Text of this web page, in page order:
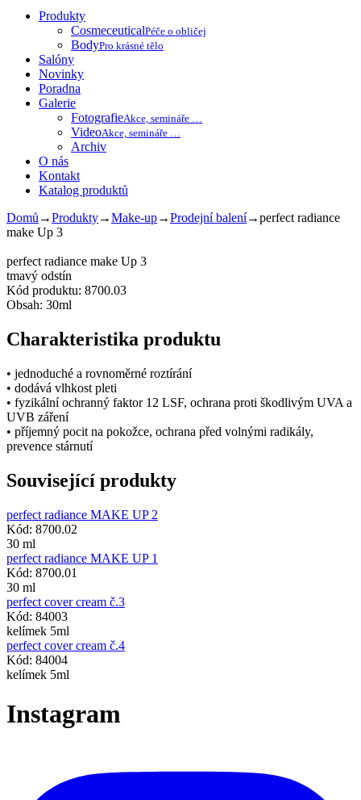
Produkty
CosmeceuticalPéče o obličej
BodyPro krásné tělo
Salóny
Novinky
Poradna
Galerie
FotografieAkce, semináře …
VideoAkce, semináře …
Archiv
O nás
Kontakt
Katalog produktů
Domů →Produkty→Make-up→Prodejní balení→perfect radiance
make Up 3
perfect radiance make Up 3
tmavý odstín
Kód produktu: 8700.03
Obsah: 30ml
Charakteristika produktu
• jednoduché a rovnoměrné roztírání
• dodává vlhkost pleti
• fyzikální ochranný faktor 12 LSF, ochrana proti škodlivým UVA a
UVB záření
• příjemný pocit na pokožce, ochrana před volnými radikály,
prevence stárnutí
Související produkty
perfect radiance MAKE UP 2
Kód: 8700.02
30 ml
perfect radiance MAKE UP 1
Kód: 8700.01
30 ml
perfect cover cream č.3
Kód: 84003
kelímek 5ml
perfect cover cream č.4
Kód: 84004
kelímek 5ml
Instagram